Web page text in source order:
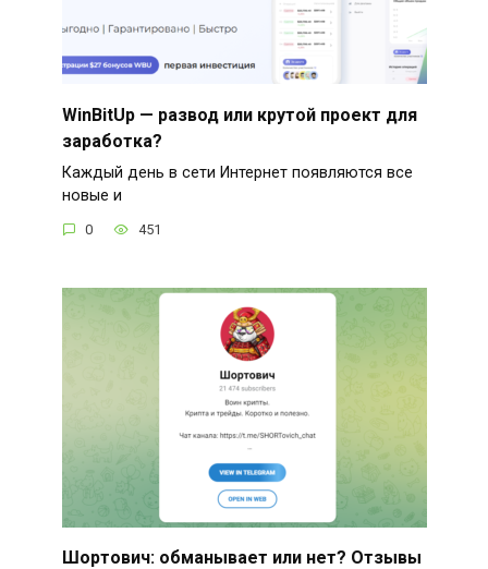
WinBitUp — развод или крутой проект для
заработка?
Каждый день в сети Интернет появляются все
новые и
0 451
Шортович: обманывает или нет? Отзывы